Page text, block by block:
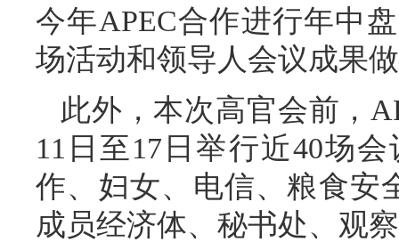
今年APEC合作进行年中
场活动和领导人会议成果
此外，本次高官会前，
11日至17日举行近40场
作、妇女、电信、粮食安
成员经济体、秘书处、观